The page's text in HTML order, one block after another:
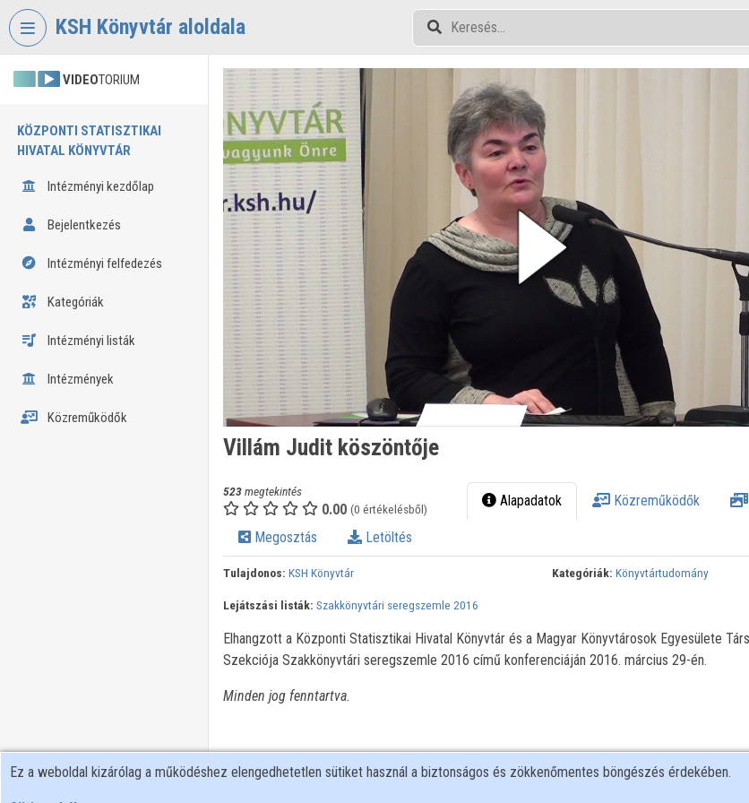
Fejléc kihagyása
KSH Könyvtár aloldala
VIDEOTORIUM
KÖZPONTI STATISZTIKAI
HIVATAL KÖNYVTÁR
Intézményi kezdőlap
Bejelentkezés
Intézményi felfedezés
Kategóriák
Intézményi listák
Intézmények
Közreműködők
Villám Judit köszöntője
523megtekintés
0.00 (0 értékelésből) Alapadatok Közreműködők
Megosztás Letöltés
Tulajdonos: KSH Könyvtár Kategóriák: Könyvtártudomány
Lejátszási listák: Szakkönyvtári seregszemle 2016
Elhangzott a Központi Statisztikai Hivatal Könyvtár és a Magyar Könyvtárosok Egyesülete
Szekciója Szakkönyvtári seregszemle 2016 című konferenciáján 2016. március 29-én.
Minden jog fenntartva.
Ez a weboldal kizárólag a működéshez elengedhetetlen sütiket használ a biztonságos és zökkenőmentes böngészés érdekében.